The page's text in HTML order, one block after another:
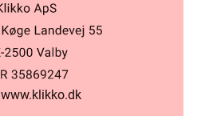
www.klikko.dk